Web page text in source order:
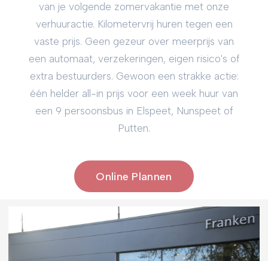
van je volgende zomervakantie met onze
verhuuractie. Kilometervrij huren tegen een
vaste prijs. Geen gezeur over meerprijs van
een automaat, verzekeringen, eigen risico's of
extra bestuurders. Gewoon een strakke actie:
één helder all-in prijs voor een week huur van
een 9 persoonsbus in Elspeet, Nunspeet of
Putten.
Online Plannen